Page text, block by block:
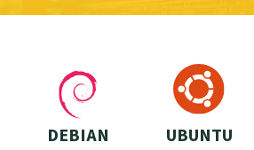
DEBIAN UBUNTU